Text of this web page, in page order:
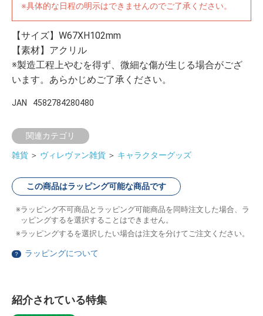
※具体的な日程の明示はできませんのでご了承ください。
【サイズ】W67XH102mm
【素材】アクリル
※製造工程上やむを得ず、微細な傷が生じる場合がござ
います。あらかじめご了承ください。
JAN 4582784280480
関連カテゴリ
雑貨 ＞ ヴィレヴァン雑貨 ＞ キャラクターグッズ
この商品はラッピング可能な商品です
ラッピング不可商品とラッピング可能商品を同時注文した場合、ラ
ッピングするを選択することはできません。
ラッピングするを選択したい場合は注文を分けてご注文ください。
？ ラッピングについて
紹介されている特集